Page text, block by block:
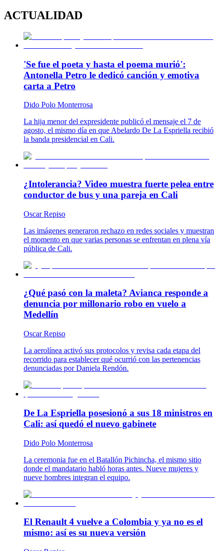
ACTUALIDAD
'Se fue el poeta y hasta el poema murió':
Antonella Petro le dedicó canción y emotiva
carta a Petro
Dido Polo Monterrosa
La hija menor del expresidente publicó el mensaje el 7 de
agosto, el mismo día en que Abelardo De La Espriella recibió
la banda presidencial en Cali.
¿Intolerancia? Video muestra fuerte pelea entre
conductor de bus y una pareja en Cali
Oscar Repiso
Las imágenes generaron rechazo en redes sociales y muestran
el momento en que varias personas se enfrentan en plena vía
pública de Cali.
¿Qué pasó con la maleta? Avianca responde a
denuncia por millonario robo en vuelo a
Medellín
Oscar Repiso
La aerolínea activó sus protocolos y revisa cada etapa del
recorrido para establecer qué ocurrió con las pertenencias
denunciadas por Daniela Rendón.
De La Espriella posesionó a sus 18 ministros en
Cali: así quedó el nuevo gabinete
Dido Polo Monterrosa
La ceremonia fue en el Batallón Pichincha, el mismo sitio
donde el mandatario habló horas antes. Nueve mujeres y
nueve hombres integran el equipo.
El Renault 4 vuelve a Colombia y ya no es el
mismo: así es su nueva versión